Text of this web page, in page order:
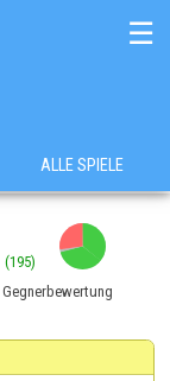
☰
ALLE SPIELE
(195)